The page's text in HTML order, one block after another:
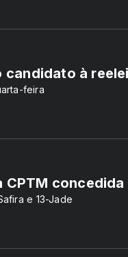
candidato à
feira
e 13-Jade